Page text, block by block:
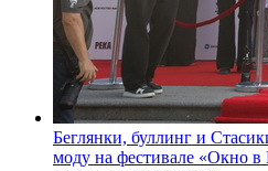
Беглянки, буллинг и
моду на фестивале «Окно в